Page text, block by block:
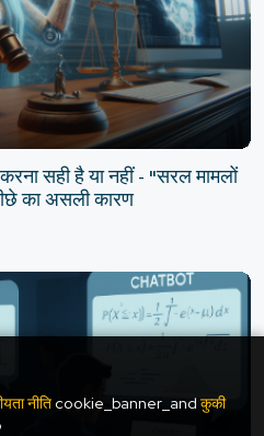
नीति cookie_banner_and कुकी
सही है या नहीं - "सरल मामलों
का असली कारण